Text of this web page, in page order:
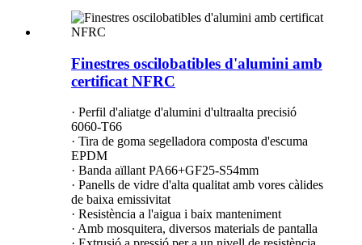
Finestres oscilobatibles d'alumini amb
certificat NFRC
· Perfil d'aliatge d'alumini d'ultraalta precisió
6060-T66
· Tira de goma segelladora composta d'escuma
EPDM
· Banda aïllant PA66+GF25-S54mm
· Panells de vidre d'alta qualitat amb vores càlides
de baixa emissivitat
· Resistència a l'aigua i baix manteniment
· Amb mosquitera, diversos materials de pantalla